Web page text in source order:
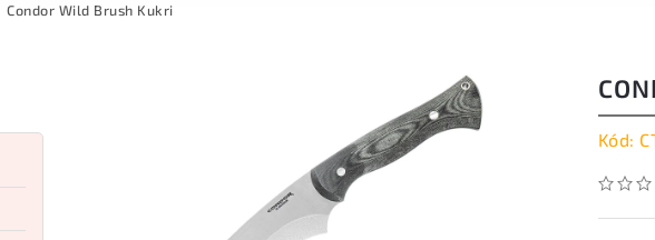
Condor Wild Brush Kukri
Kód: